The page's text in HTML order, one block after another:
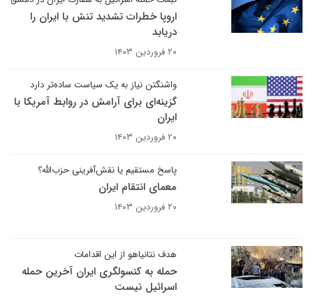
اروپا خطرات تشدید تنش با ایران را
دریابد
۲۰ فروردین ۱۴۰۳
واشنگتن نیاز به یک سیاست ساده‌تر دارد
گزینه‌ای برای آرامش در روابط آمریکا با
ایران
۲۰ فروردین ۱۴۰۳
پاسخ مستقیم یا نقش‌آفرینی حزب‌الله؟
معمای انتقام ایران
۲۰ فروردین ۱۴۰۳
هدف نتانیاهو از این اقدامات
حمله به کنسولگری ایران آخرین حمله
اسرائیل نیست